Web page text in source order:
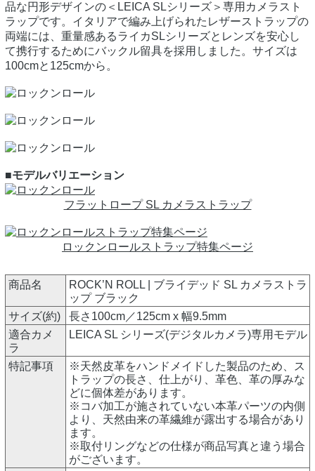
品な円形デザインの＜LEICA SLシリーズ＞専用カメラスト
ラップです。イタリアで編み上げられたレザーストラップの
両端には、重量感あるライカSLシリーズとレンズを安心し
て携行するためにバックル留具を採用しました。サイズは
100cmと125cmから。
■モデルバリエーション
フラットロープ SL カメラストラップ
ロックンロールストラップ特集ページ
商品名
ROCK’N ROLL | ブライデッド SL カメラストラ
ップ ブラック
サイズ(約)
長さ100cm／125cm x 幅9.5mm
適合カメ
ラ
LEICA SL シリーズ(デジタルカメラ)専用モデル
特記事項
※天然皮革をハンドメイドした製品のため、ス
トラップの長さ、仕上がり、革色、革の厚みな
どに個体差があります。
※コバ加工が施されていない本革パーツの内側
より、天然由来の革繊維が露出する場合があり
ます。
※取付リングなどの仕様が商品写真と違う場合
がございます。